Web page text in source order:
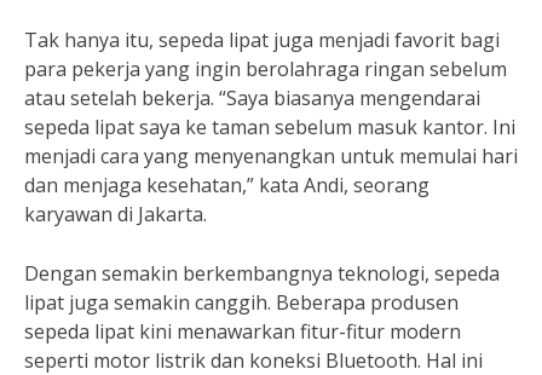
Tak hanya itu, sepeda lipat juga menjadi favorit bagi
para pekerja yang ingin berolahraga ringan sebelum
atau setelah bekerja. “Saya biasanya mengendarai
sepeda lipat saya ke taman sebelum masuk kantor. Ini
menjadi cara yang menyenangkan untuk memulai hari
dan menjaga kesehatan,” kata Andi, seorang
karyawan di Jakarta.
Dengan semakin berkembangnya teknologi, sepeda
lipat juga semakin canggih. Beberapa produsen
sepeda lipat kini menawarkan fitur-fitur modern
seperti motor listrik dan koneksi Bluetooth. Hal ini